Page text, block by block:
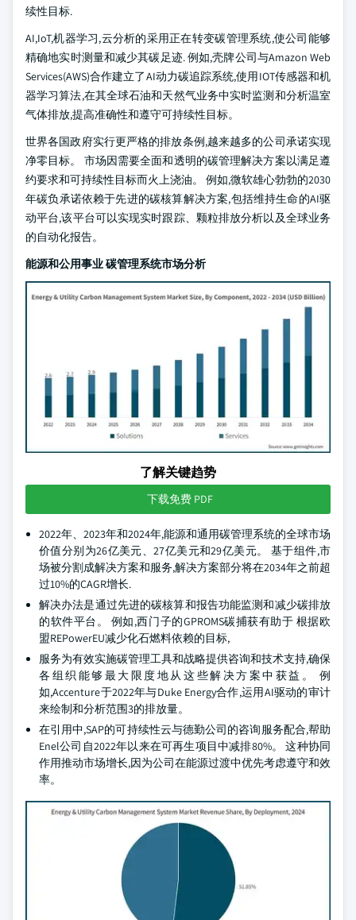
续性目标.
AI,IoT,机器学习,云分析的采用正在转变碳管理系统,使公司能够
精确地实时测量和减少其碳足迹. 例如,壳牌公司与Amazon Web
Services(AWS)合作建立了AI动力碳追踪系统,使用IOT传感器和机
器学习算法,在其全球石油和天然气业务中实时监测和分析温室
气体排放,提高准确性和遵守可持续性目标。
世界各国政府实行更严格的排放条例,越来越多的公司承诺实现
净零目标。 市场因需要全面和透明的碳管理解决方案以满足遵
约要求和可持续性目标而火上浇油。 例如,微软雄心勃勃的2030
年碳负承诺依赖于先进的碳核算解决方案,包括维持生命的AI驱
动平台,该平台可以实现实时跟踪、颗粒排放分析以及全球业务
的自动化报告。
能源和公用事业 碳管理系统市场分析
了解关键趋势
下载免费 PDF
2022年、2023年和2024年,能源和通用碳管理系统的全球市场
价值分别为26亿美元、27亿美元和29亿美元。 基于组件,市
场被分割成解决方案和服务,解决方案部分将在2034年之前超
过10%的CAGR增长.
解决办法是通过先进的碳核算和报告功能监测和减少碳排放
的软件平台。 例如,西门子的GPROMS碳捕获有助于 根据欧
盟REPowerEU减少化石燃料依赖的目标,
服务为有效实施碳管理工具和战略提供咨询和技术支持,确保
各组织能够最大限度地从这些解决方案中获益。 例
如,Accenture于2022年与Duke Energy合作,运用AI驱动的审计
来绘制和分析范围3的排放量。
在引用中,SAP的可持续性云与德勤公司的咨询服务配合,帮助
Enel公司自2022年以来在可再生项目中减排80%。 这种协同
作用推动市场增长,因为公司在能源过渡中优先考虑遵守和效
率。